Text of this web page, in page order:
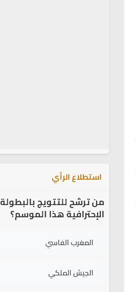
استطلاع الرأي
من ترشح للتتويج بالبطولة
الإحترافية هذا الموسم؟
المغرب الفاسي
الجيش الملكي